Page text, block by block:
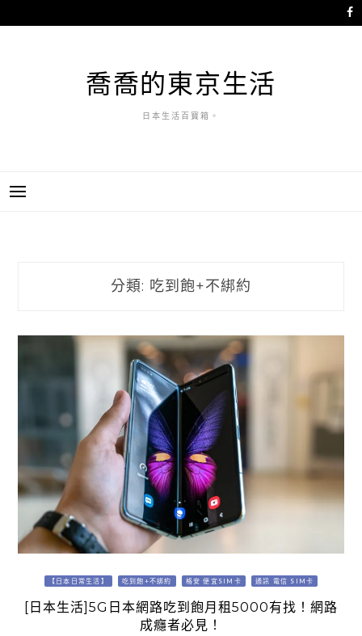
至
喬喬的東京生活
日本生活百寶箱。
分類: 吃到飽+不綁約
【日本日常生活】 吃到飽+不綁約 格安 便宜SIM卡 通訊 電信 SIM卡
[日本生活]5G日本網路吃到飽月租5000有找！網路
成癮者必見！